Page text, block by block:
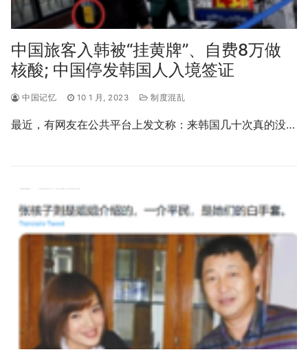
中国旅客入韩被“挂黄牌”、自费8万做
核酸; 中国停发韩国人入境签证
中国记忆 10 1 月, 2023 制度混乱
最近，有网友在公共平台上发文称：来韩国几十次真的没…